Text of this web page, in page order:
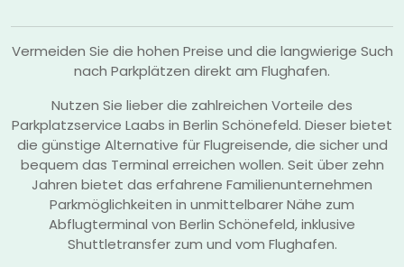
Vermeiden Sie die hohen Preise und die langwierige Such
nach Parkplätzen direkt am Flughafen.
Nutzen Sie lieber die zahlreichen Vorteile des
Parkplatzservice Laabs in Berlin Schönefeld. Dieser bietet
die günstige Alternative für Flugreisende, die sicher und
bequem das Terminal erreichen wollen. Seit über zehn
Jahren bietet das erfahrene Familienunternehmen
Parkmöglichkeiten in unmittelbarer Nähe zum
Abflugterminal von Berlin Schönefeld, inklusive
Shuttletransfer zum und vom Flughafen.